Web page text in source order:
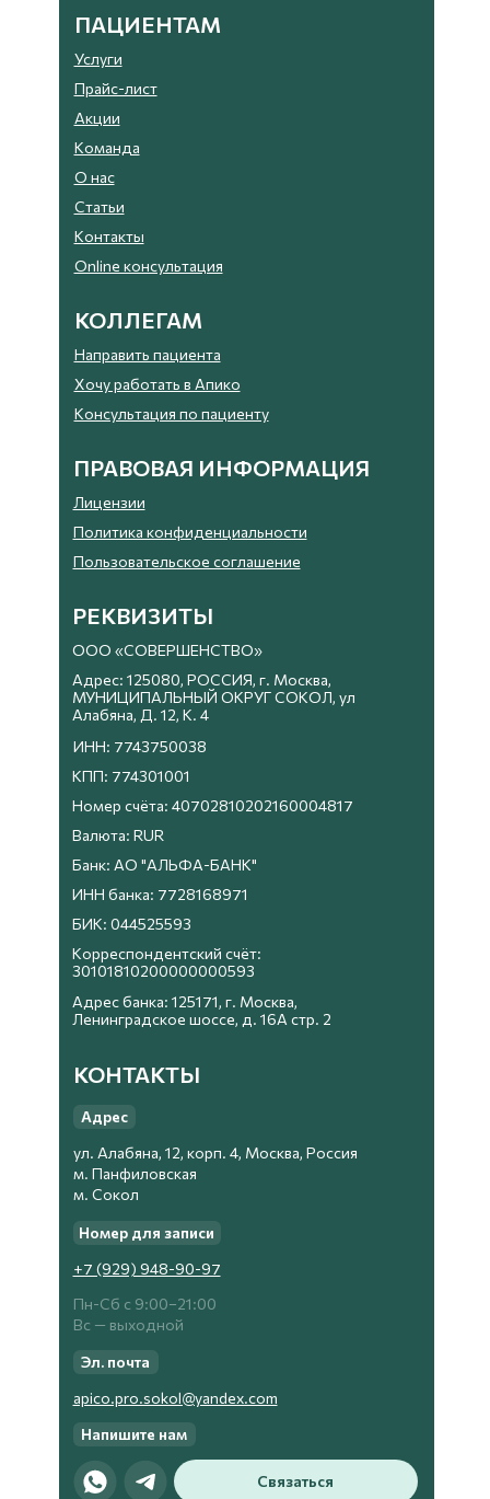
ПАЦИЕНТАМ
Услуги
Прайс-лист
Акции
Консультация по пациенту
Хочу работать в Апико
Направить пациента
КОЛЛЕГАМ
ИНН: 7743750038
Адрес: 125080, РОССИЯ, г. Москва,
МУНИЦИПАЛЬНЫЙ ОКРУГ СОКОЛ, ул
Алабяна, Д. 12, К. 4
ООО «СОВЕРШЕНСТВО»
Валюта: RUR
Номер счёта: 40702810202160004817
КПП: 774301001
Банк: АО "АЛЬФА-БАНК"
Корреспондентский счёт:
30101810200000000593
Адрес банка: 125171, г. Москва,
Ленинградское шоссе, д. 16А стр. 2
БИК: 044525593
ИНН банка: 7728168971
РЕКВИЗИТЫ
ПРАВОВАЯ ИНФОРМАЦИЯ
КОНТАКТЫ
Лицензии
Политика конфиденциальности
Пользовательское соглашение
ул. Алабяна, 12, корп. 4, Москва, Россия
м. Панфиловская
м. Сокол
Команда
+7 (929) 948-90-97
Пн-Сб с 9:00−21:00
Вс — выходной
О нас
Статьи
Контакты
Online консультация
Адрес
Номер для записи
Эл. почта
apico.pro.sokol@yandex.com
Напишите нам
Связаться